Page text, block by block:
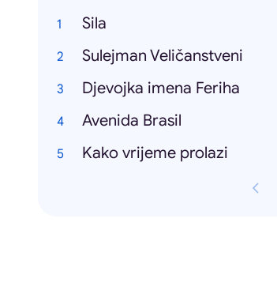
Sila
Sulejman Veličanstveni
Djevojka imena Feriha
Avenida Brasil
Kako vrijeme prolazi